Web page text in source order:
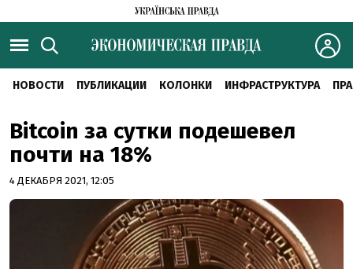
НОВОСТИ ПУБЛИКАЦИИ КОЛОНКИ ИНФРАСТРУКТУРА
Bitcoin за сутки подешевел
почти на 18%
4 ДЕКАБРЯ 2021, 12:05